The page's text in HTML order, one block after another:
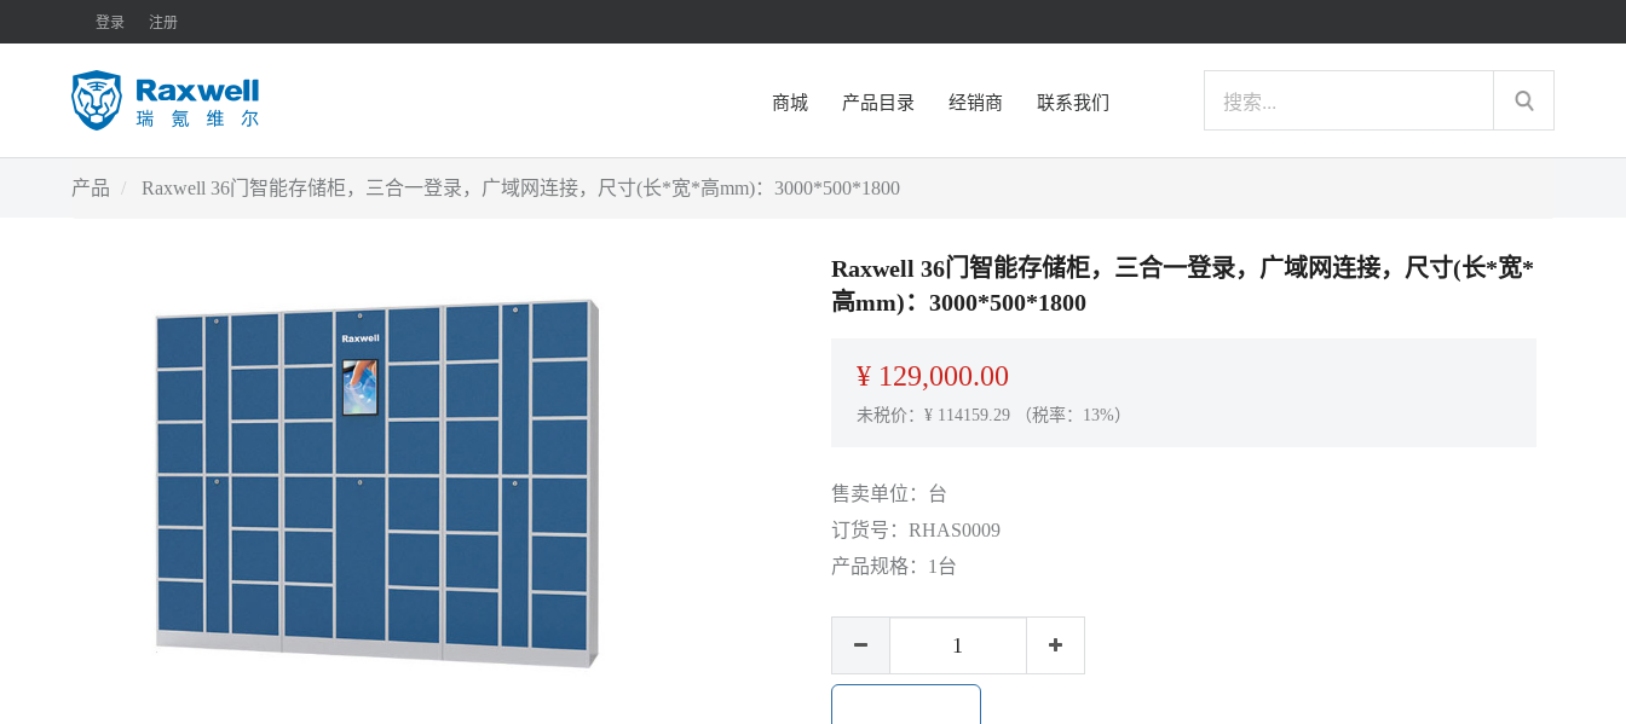
登录 注册
商城 产品目录 经销商 联系我们
产品 Raxwell 36门智能存储柜，三合一登录，广域网连接，尺寸(长*宽*高mm)：3000*500*1800
Raxwell 36门智能存储柜，三合一登录，广域网连接，尺寸(长*宽*
高mm)：3000*500*1800
¥ 129,000.00
未税价：¥ 114159.29（税率：13%）
售卖单位： 台
订货号： RHAS0009
产品规格： 1台